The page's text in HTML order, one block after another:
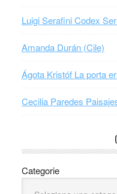
Luigi Serafini Codex
Amanda Durán (Cile)
Ágota Kristóf La porta
Cecilia Paredes
Categorie